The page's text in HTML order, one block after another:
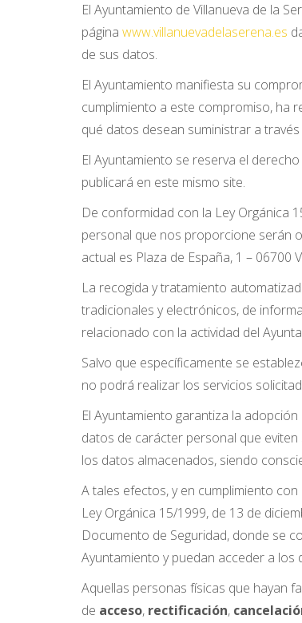
El Ayuntamiento de Villanueva de la
página www.villanuevadelaserena.es
de sus datos.
El Ayuntamiento manifiesta su
cumplimiento a este compromiso, ha
qué datos desean suministrar a
El Ayuntamiento se reserva el
publicará en este mismo site.
De conformidad con la Ley Orgánica
personal que nos proporcione serán
actual es Plaza de España, 1 – 06700
La recogida y tratamiento
tradicionales y electrónicos, de
relacionado con la actividad del
Salvo que específicamente se
no podrá realizar los servicios
El Ayuntamiento garantiza la
datos de carácter personal que
los datos almacenados, siendo
A tales efectos, y en cumplimiento
Ley Orgánica 15/1999, de 13 de
Documento de Seguridad, donde se
Ayuntamiento y puedan acceder a los
Aquellas personas físicas que hayan
de acceso, rectificación,